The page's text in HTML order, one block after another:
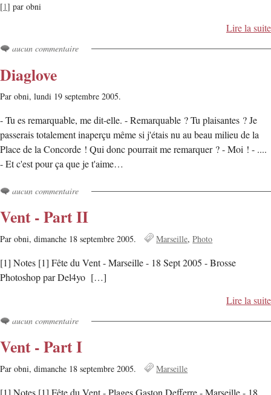
[1] par obni
Lire la suite
aucun commentaire
Diaglove
Par obni, lundi 19 septembre 2005.
- Tu es remarquable, me dit-elle. - Remarquable ? Tu plaisantes ? Je
passerais totalement inaperçu même si j'étais nu au beau milieu de la
Place de la Concorde ! Qui donc pourrait me remarquer ? - Moi ! - ....
- Et c'est pour ça que je t'aime…
aucun commentaire
Vent - Part II
Par obni, dimanche 18 septembre 2005. Marseille Photo
[1] Notes [1] Fête du Vent - Marseille - 18 Sept 2005 - Brosse
Photoshop par Del4yo […]
Lire la suite
aucun commentaire
Vent - Part I
Par obni, dimanche 18 septembre 2005. Marseille